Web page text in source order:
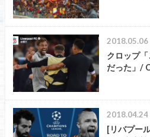
2018.05.06
クロップ
だった」/
2018.04.24
[リバプー